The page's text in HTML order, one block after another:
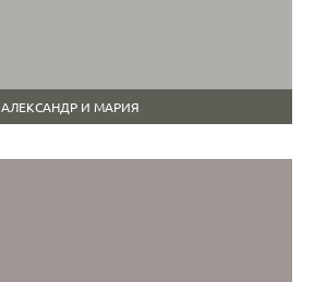
АЛЕКСАНДР И МАРИЯ